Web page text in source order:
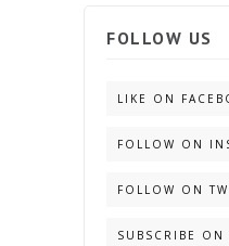
FOLLOW US
LIKE ON
FOLLOW ON
FOLLOW ON
SUBSCRIBE ON